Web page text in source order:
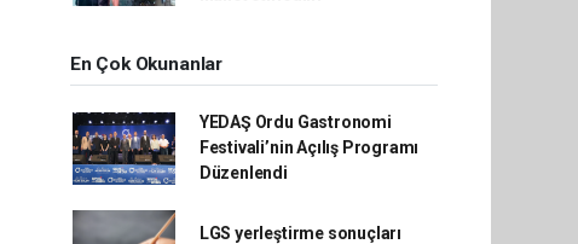
En Çok Okunanlar
YEDAŞ Ordu Gastronomi
Festivali’nin Açılış Programı
Düzenlendi
LGS yerleştirme sonuçları